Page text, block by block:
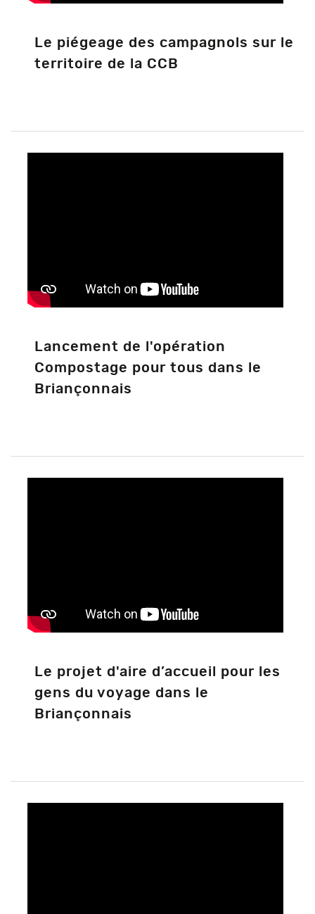
Le piégeage des campagnols sur le
territoire de la CCB
Lancement de l'opération
Compostage pour tous dans le
Briançonnais
Le projet d'aire d’accueil pour les
gens du voyage dans le
Briançonnais